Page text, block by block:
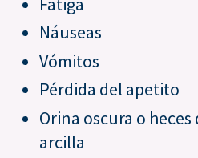
Náuseas
Vómitos
Pérdida del apetito
Orina oscura o
arcilla